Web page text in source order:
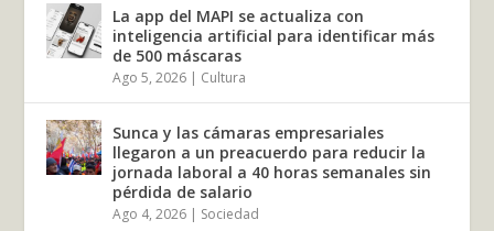
La app del MAPI se actualiza con
inteligencia artificial para identificar más
de 500 máscaras
Ago 5, 2026 | Cultura
Sunca y las cámaras empresariales
llegaron a un preacuerdo para reducir la
jornada laboral a 40 horas semanales sin
pérdida de salario
Ago 4, 2026 | Sociedad